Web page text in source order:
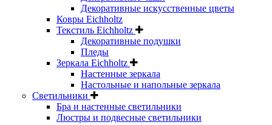
Декоративные искусственные цветы
Ковры Eichholtz
Текстиль Eichholtz
Декоративные подушки
Пледы
Зеркала Eichholtz
Настенные зеркала
Настольные и напольные зеркала
Светильники
Бра и настенные светильники
Люстры и подвесные светильники